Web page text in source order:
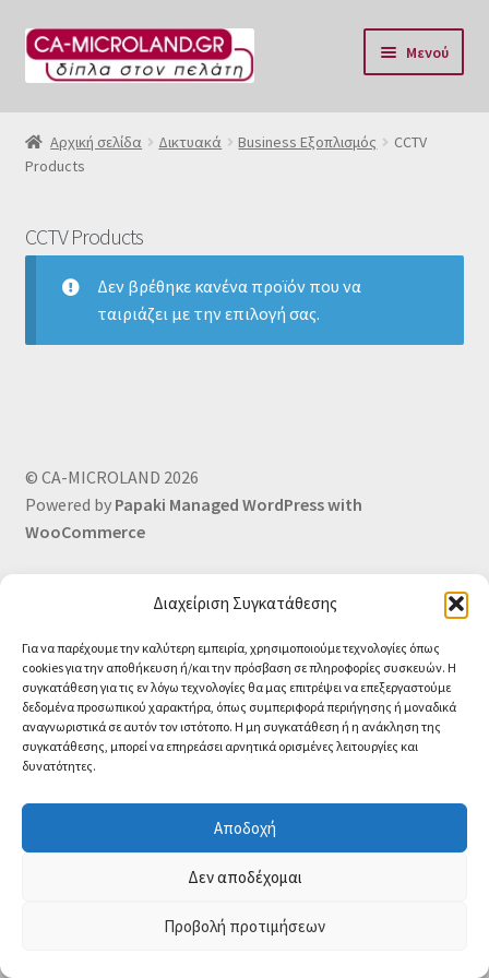
Διαχείριση Συγκατάθεσης
Για να παρέχουμε την καλύτερη εμπειρία, χρησιμοποιούμε τεχνολογίες όπως
cookies για την αποθήκευση ή/και την πρόσβαση σε πληροφορίες συσκευών. Η
συγκατάθεση για τις εν λόγω τεχνολογίες θα μας επιτρέψει να επεξεργαστούμε
δεδομένα προσωπικού χαρακτήρα, όπως συμπεριφορά περιήγησης ή μοναδικά
αναγνωριστικά σε αυτόν τον ιστότοπο. Η μη συγκατάθεση ή η ανάκληση της
συγκατάθεσης, μπορεί να επηρεάσει αρνητικά ορισμένες λειτουργίες και
δυνατότητες.
Αποδοχή
Δεν αποδέχομαι
Προβολή προτιμήσεων
Απευθείας
μετάβαση
Μετάβαση
σε
Μενού
Αρχική
Η Eταιρία μας
Επικοινωνία & Ωράριο
Αποστολές
Τρόποι Πληρωμής
Οι Συνεργασίες μας
Καλάθι
Σύνδεση
Αρχική σελίδα Δικτυακά Business Εξοπλισμός
CCTV
Products
CCTV Products
Δεν βρέθηκε κανένα προϊόν που να
ταιριάζει με την επιλογή σας.
© CA-MICROLAND 2026
Powered by Papaki Managed WordPress with
WooCommerce
Contact us